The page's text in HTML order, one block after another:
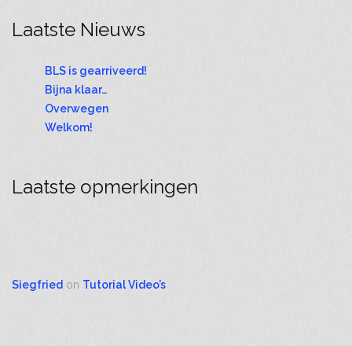
Laatste Nieuws
BLS is gearriveerd!
Bijna klaar…
Overwegen
Welkom!
Laatste opmerkingen
Siegfried on Tutorial Video’s